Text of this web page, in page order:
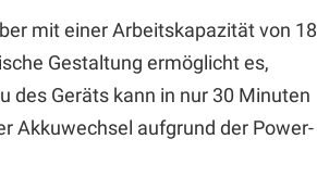
mit einer Arbeitskapazität von 18
Gestaltung ermöglicht es,
des Geräts kann in nur 30 Minuten
Akkuwechsel aufgrund der Power-